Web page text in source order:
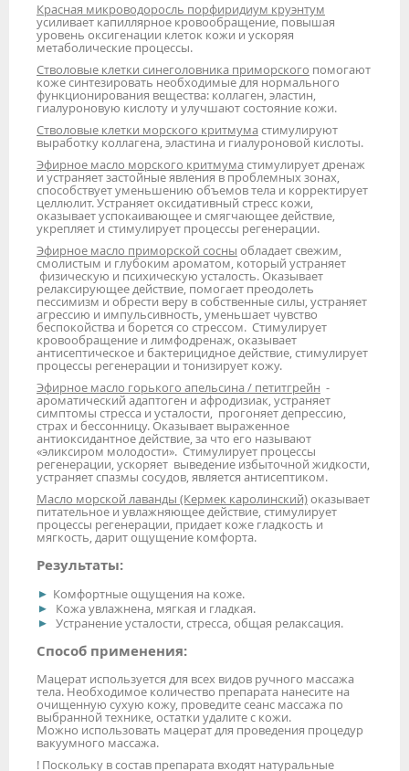
Красная микроводоросль порфиридиум круэнтум
усиливает капиллярное кровообращение, повышая
уровень оксигенации клеток кожи и ускоряя
метаболические процессы.
Стволовые клетки синеголовника приморского помогают
коже синтезировать необходимые для нормального
функционирования вещества: коллаген, эластин,
гиалуроновую кислоту и улучшают состояние кожи.
Стволовые клетки морского критмума стимулируют
выработку коллагена, эластина и гиалуроновой кислоты.
Эфирное масло морского критмума стимулирует дренаж
и устраняет застойные явления в проблемных зонах,
способствует уменьшению объемов тела и корректирует
целлюлит. Устраняет оксидативный стресс кожи,
оказывает успокаивающее и смягчающее действие,
укрепляет и стимулирует процессы регенерации.
Эфирное масло приморской сосны обладает свежим,
смолистым и глубоким ароматом, который устраняет
физическую и психическую усталость. Оказывает
релаксирующее действие, помогает преодолеть
пессимизм и обрести веру в собственные силы, устраняет
агрессию и импульсивность, уменьшает чувство
беспокойства и борется со стрессом. Стимулирует
кровообращение и лимфодренаж, оказывает
антисептическое и бактерицидное действие, стимулирует
процессы регенерации и тонизирует кожу.
Эфирное масло горького апельсина / петитгрейн -
ароматический адаптоген и афродизиак, устраняет
симптомы стресса и усталости, прогоняет депрессию,
страх и бессонницу. Оказывает выраженное
антиоксидантное действие, за что его называют
«эликсиром молодости». Стимулирует процессы
регенерации, ускоряет выведение избыточной жидкости,
устраняет спазмы сосудов, является антисептиком.
Масло морской лаванды (Кермек каролинский)оказывает
питательное и увлажняющее действие, стимулирует
процессы регенерации, придает коже гладкость и
мягкость, дарит ощущение комфорта.
Результаты:
Комфортные ощущения на коже.
Кожа увлажнена, мягкая и гладкая.
Устранение усталости, стресса, общая релаксация.
Способ применения:
Мацерат используется для всех видов ручного массажа
тела. Необходимое количество препарата нанесите на
очищенную сухую кожу, проведите сеанс массажа по
выбранной технике, остатки удалите с кожи.
Можно использовать мацерат для проведения процедур
вакуумного массажа.
! Поскольку в состав препарата входят натуральные